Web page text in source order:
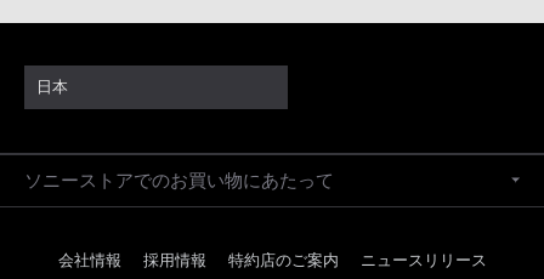
日本
ソニーストアでのお買い物にあたって
会社情報 採用情報 特約店のご案内
ニュースリリース